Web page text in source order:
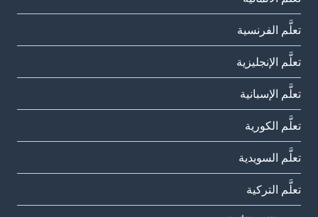
تعلَّم الفرنسية
تعلَّم الإنجليزية
تعلَّم الإسبانية
تعلَّم الكورية
تعلَّم السويدية
تعلَّم التركية